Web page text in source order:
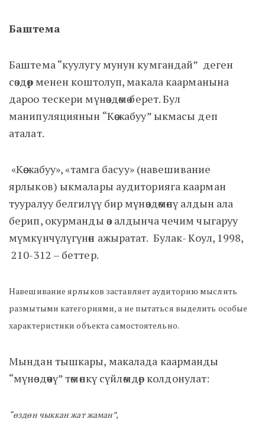
Баштема
Баштема “куулугу мунун кумгандай” деген
сөздөр менен коштолуп, макала каарманына
дароо тескери мүнөздөмө берет. Бул
манипуляциянын “Көө жабуу” ыкмасы деп
аталат.
«Көө жабуу», «тамга басуу» (навешивание
ярлыков) ыкмалары аудиторияга каарман
тууралуу белгилүү бир мүнөздөмөнү алдын ала
берип, окурманды өз алдынча чечим чыгаруу
мүмкүнчүлүгүнөн ажыратат. Булак- Коул, 1998,
210-312 – беттер.
Навешивание ярлыков заставляет аудиторию мыслить
размытыми категориями, а не пытаться выделить особые
характеристики объекта самостоятельно.
Мындан тышкары, макалада каарманды
“мүнөздөөчү” төмөнкү сүйлөмдөр колдонулат:
“өздөн чыккан жат жаман”,